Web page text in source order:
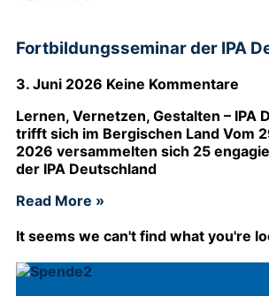
Fortbildungsseminar der IPA
3. Juni 2026 Keine Kommentare
Lernen, Vernetzen, Gestalten – IPA
trifft sich im Bergischen Land Vom
2026 versammelten sich 25
der IPA Deutschland
Read More »
It seems we can't find what you're